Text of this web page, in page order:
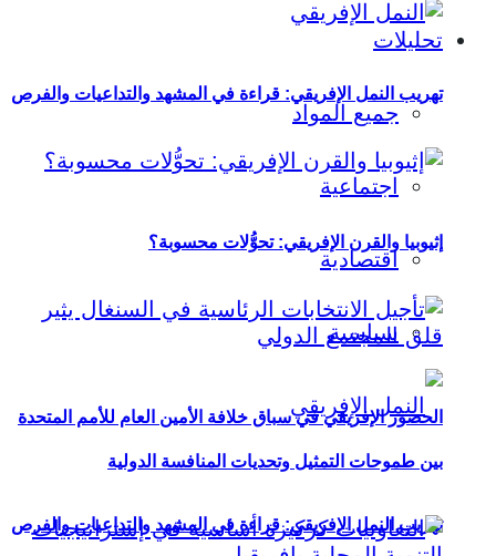
تحليلات
جميع المواد
اجتماعية
اقتصادية
سياسية
تهريب النمل الإفريقي: قراءة في المشهد والتداعيات والفرص
تهريب النمل الإفريقي: قراءة في المشهد والتداعيات والفرص
إثيوبيا والقرن الإفريقي: تحوُّلات محسوبة؟
الحضور الإفريقي في سباق خلافة الأمين العام للأمم المتحدة
بين طموحات التمثيل وتحديات المنافسة الدولية